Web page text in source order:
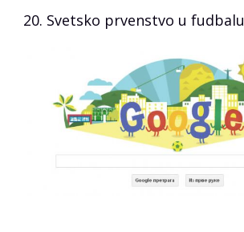
20. Svetsko prvenstvo u